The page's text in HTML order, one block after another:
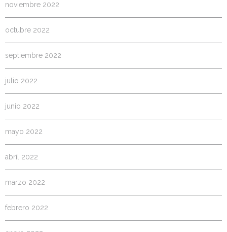
noviembre 2022
octubre 2022
septiembre 2022
julio 2022
junio 2022
mayo 2022
abril 2022
marzo 2022
febrero 2022